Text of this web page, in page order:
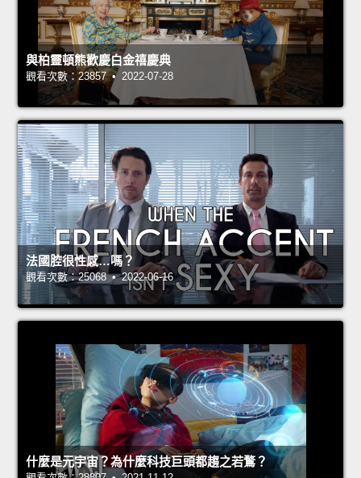
與柏靈頓熊歡慶白金禧慶典
觀看次數：23857 • 2022-07-28
法國腔很性感…嗎？
觀看次數：25068 • 2022-06-16
什麼是元宇宙？為什麼科技巨頭都趨之若鶩？